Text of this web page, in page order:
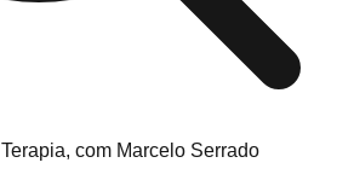
Terapia, com Marcelo Serrado